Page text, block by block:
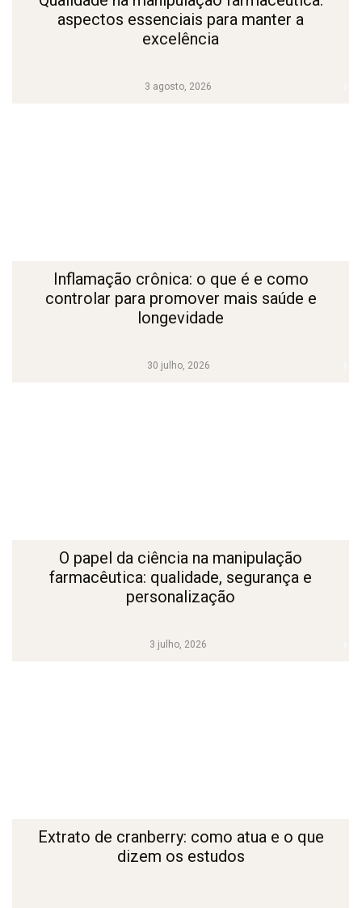
3 agosto, 2026
aspectos essenciais para manter a
excelência
30 julho, 2026
Inflamação crônica: o que é e como
controlar para promover mais saúde e
longevidade
3 julho, 2026
O papel da ciência na manipulação
farmacêutica: qualidade, segurança e
personalização
Extrato de cranberry: como atua e o que
dizem os estudos